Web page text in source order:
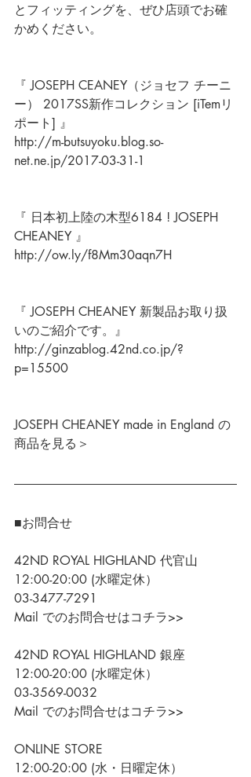
とフィッティングを、ぜひ店頭でお確
かめください。
『 JOSEPH CEANEY（ジョセフ チーニ
ー） 2017SS新作コレクション [iTemリ
ポート] 』
http://m-butsuyoku.blog.so-
net.ne.jp/2017-03-31-1
『 日本初上陸の木型6184 ! JOSEPH
CHEANEY 』
http://ow.ly/f8Mm30aqn7H
『 JOSEPH CHEANEY 新製品お取り扱
いのご紹介です。』
http://ginzablog.42nd.co.jp/?
p=15500
JOSEPH CHEANEY made in England の
商品を見る＞
■お問合せ
42ND ROYAL HIGHLAND 代官山
12:00-20:00 (水曜定休）
03-3477-7291
Mail でのお問合せはコチラ>>
42ND ROYAL HIGHLAND 銀座
12:00-20:00 (水曜定休）
03-3569-0032
Mail でのお問合せはコチラ>>
ONLINE STORE
12:00-20:00 (水・日曜定休）